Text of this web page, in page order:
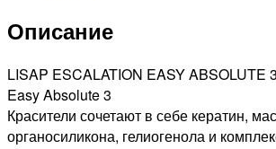
ВОЛОС
60МЛ
Описание
LISAP ESCALATION EASY ABSOLUTE
Easy Absolute 3
Красители сочетают в себе кератин,
органосиликона, гелиогенола и